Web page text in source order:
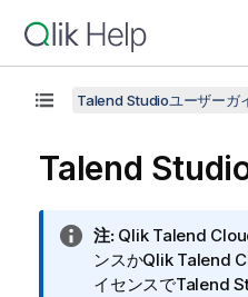
Talend Studioユーザーガ
Talend
情
報
メ
注: Qlik Talend
ンスかQlik Talend
イセンスでTalend